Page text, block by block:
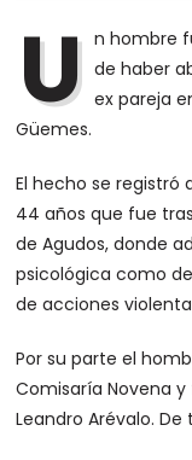
U n hombre
de haber
ex pareja
Güemes.
El hecho se
44 años que fue
de Agudos, donde
psicológica como
de acciones
Por su parte el
Comisaría Novena
Leandro Arévalo.